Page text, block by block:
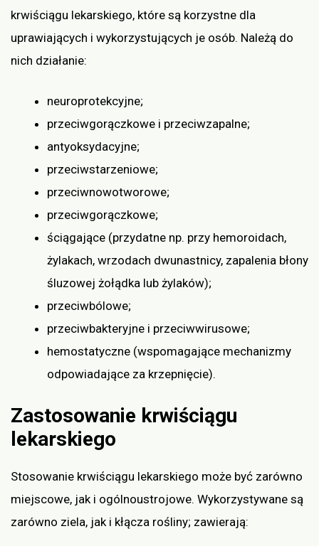
krwiściągu lekarskiego, które są korzystne dla
uprawiających i wykorzystujących je osób. Należą do
nich działanie:
neuroprotekcyjne;
przeciwgorączkowe i przeciwzapalne;
antyoksydacyjne;
przeciwstarzeniowe;
przeciwnowotworowe;
przeciwgorączkowe;
ściągające (przydatne np. przy hemoroidach,
żylakach, wrzodach dwunastnicy, zapalenia błony
śluzowej żołądka lub żylaków);
przeciwbólowe;
przeciwbakteryjne i przeciwwirusowe;
hemostatyczne (wspomagające mechanizmy
odpowiadające za krzepnięcie).
Zastosowanie krwiściągu
lekarskiego
Stosowanie krwiściągu lekarskiego może być zarówno
miejscowe, jak i ogólnoustrojowe. Wykorzystywane są
zarówno ziela, jak i kłącza rośliny; zawierają: